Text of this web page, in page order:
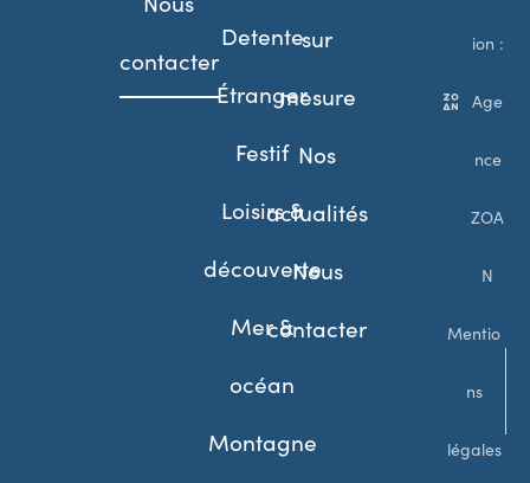
contacter
Detente
Étranger
Festif
Loisirs &
découverte
Mer &
océan
Montagne
sur
mesure
Nos
actualités
Nous
contacter
ion :
Age
nce
ZOA
N
Mentio
ns
légales